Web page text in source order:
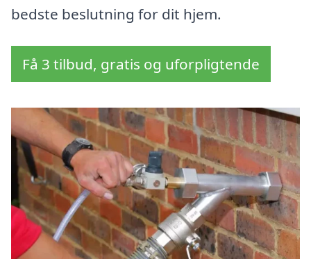
bedste beslutning for dit hjem.
Få 3 tilbud, gratis og uforpligtende